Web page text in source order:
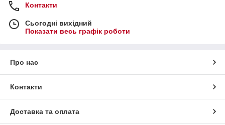
Контакти
Сьогодні вихідний
Показати весь графік роботи
Про нас
Контакти
Доставка та оплата